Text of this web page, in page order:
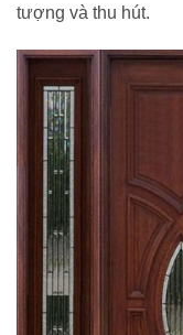
tượng và thu hút.